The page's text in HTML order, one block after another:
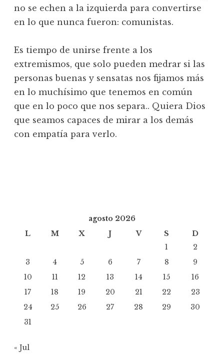
no se echen a la izquierda para convertirse
en lo que nunca fueron: comunistas.
Es tiempo de unirse frente a los
extremismos, que solo pueden medrar si las
personas buenas y sensatas nos fijamos más
en lo muchísimo que tenemos en común
que en lo poco que nos separa.. Quiera Dios
que seamos capaces de mirar a los demás
con empatía para verlo.
agosto 2026
L
M X J V S
D
1
2
3
4 5 6 7 8
9
10
11 12 13 14 15
16
17
18 19 20 21 22
23
24
25 26 27 28 29
30
31
« Jul